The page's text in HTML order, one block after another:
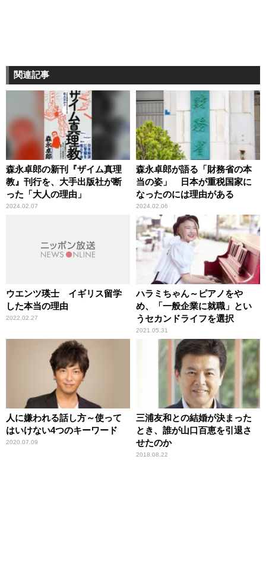
関連記事
森永卓郎の新刊『ザイム真理
教』刊行を、大手出版社が断
った「大人の理由」
2024.02.07
森永卓郎が語る「財務省の本
当の姿」 日本が重税国家に
なったのには理由がある
2024.02.06
ウエンツ瑛士 イギリス留学
した本当の理由
2022.02.27
ハラミちゃん～ピアノをや
め、「一般企業に就職」とい
うセカンドライフを選択
2021.05.31
人に嫌われる話し方～使って
はいけない4つのキーワード
2020.07.09
三浦友和との結婚が決まった
とき、誰が山口百恵を引退さ
せたのか
2018.08.22